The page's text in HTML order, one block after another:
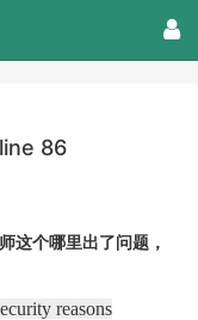
86
这个哪里出了问题，
reasons